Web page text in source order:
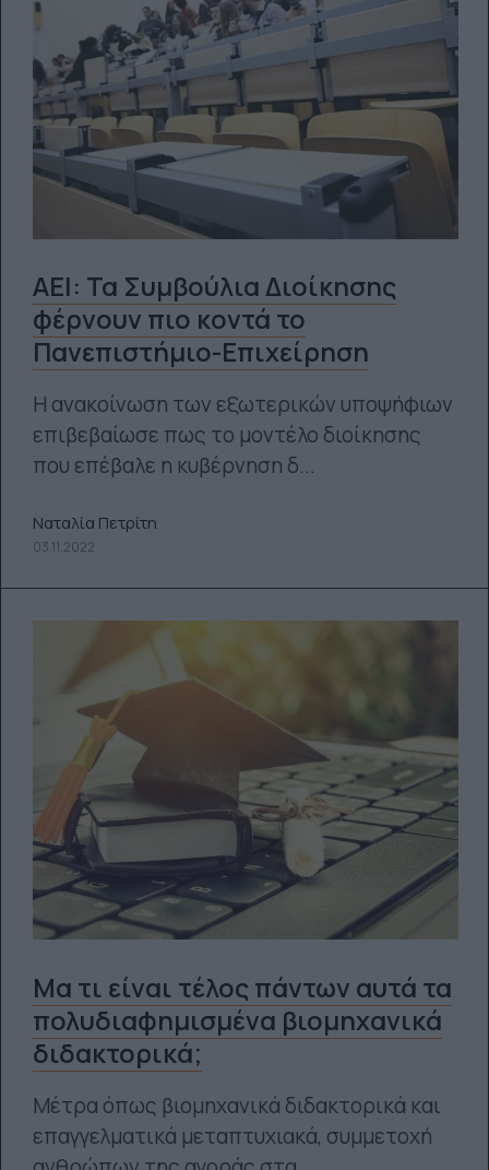
ΑΕΙ: Τα Συμβούλια Διοίκησης
φέρνουν πιο κοντά το
Πανεπιστήμιο-Επιχείρηση
Η ανακοίνωση των εξωτερικών υποψήφιων
επιβεβαίωσε πως το μοντέλο διοίκησης
που επέβαλε η κυβέρνηση δ...
Ναταλία Πετρίτη
03.11.2022
Μα τι είναι τέλος πάντων αυτά τα
πολυδιαφημισμένα βιομηχανικά
διδακτορικά;
Μέτρα όπως βιομηχανικά διδακτορικά και
επαγγελματικά μεταπτυχιακά, συμμετοχή